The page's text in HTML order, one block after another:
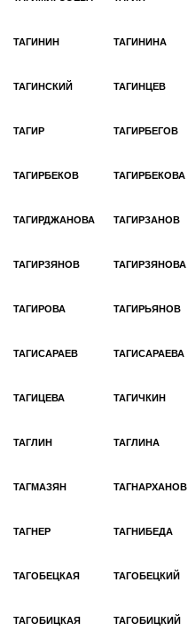
ТАГИНИН ТАГИНИНА
ТАГИНСКИЙ ТАГИНЦЕВ
ТАГИР ТАГИРБЕГОВ
ТАГИРБЕКОВ ТАГИРБЕКОВА
ТАГИРДЖАНОВА ТАГИРЗАНОВ
ТАГИРЗЯНОВ ТАГИРЗЯНОВА
ТАГИРОВА ТАГИРЬЯНОВ
ТАГИСАРАЕВ ТАГИСАРАЕВА
ТАГИЦЕВА ТАГИЧКИН
ТАГЛИН ТАГЛИНА
ТАГМАЗЯН ТАГНАРХАНОВ
ТАГНЕР ТАГНИБЕДА
ТАГОБЕЦКАЯ ТАГОБЕЦКИЙ
ТАГОБИЦКАЯ ТАГОБИЦКИЙ